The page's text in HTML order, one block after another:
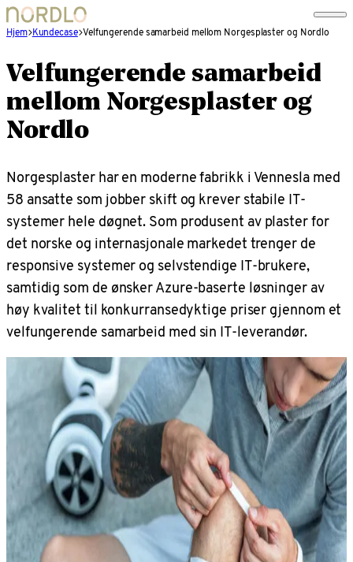
Hjem Kundecase Velfungerende samarbeid mellom Norgesplaster og Nordlo
Velfungerende samarbeid
mellom Norgesplaster og
Nordlo
Norgesplaster har en moderne fabrikk i Vennesla med
58 ansatte som jobber skift og krever stabile IT-
systemer hele døgnet. Som produsent av plaster for
det norske og internasjonale markedet trenger de
responsive systemer og selvstendige IT-brukere,
samtidig som de ønsker Azure-baserte løsninger av
høy kvalitet til konkurransedyktige priser gjennom et
velfungerende samarbeid med sin IT-leverandør.